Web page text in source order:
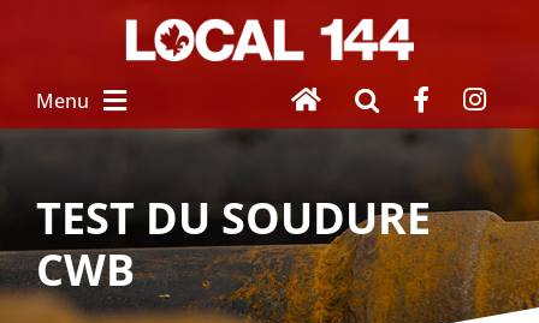
Menu
NOUVEAU SALARIÉ
TEST DU SOUDURE
CWB